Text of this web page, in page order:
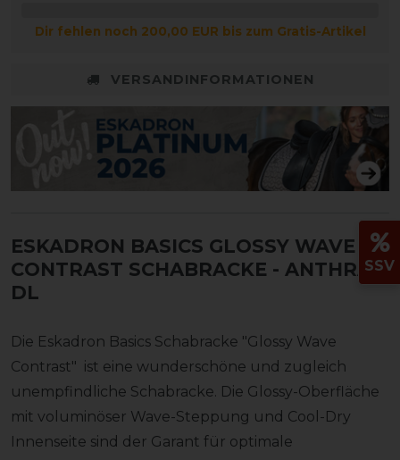
Dir fehlen noch 200,00 EUR bis zum Gratis-Artikel
VERSANDINFORMATIONEN
ESKADRON BASICS GLOSSY WAVE
CONTRAST SCHABRACKE - ANTHRA,
DL
Die Eskadron Basics Schabracke "Glossy Wave
Contrast" ist eine wunderschöne und zugleich
unempfindliche Schabracke. Die Glossy-Oberfläche
mit voluminöser Wave-Steppung und Cool-Dry
Innenseite sind der Garant für optimale
SSV